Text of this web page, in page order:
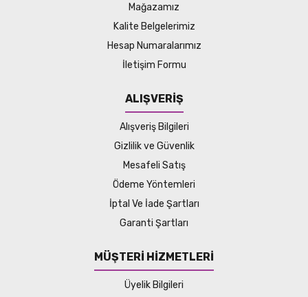
Mağazamız
Kalite Belgelerimiz
Hesap Numaralarımız
İletişim Formu
ALIŞVERİŞ
Alışveriş Bilgileri
Gizlilik ve Güvenlik
Mesafeli Satış
Ödeme Yöntemleri
İptal Ve İade Şartları
Garanti Şartları
MÜŞTERİ HİZMETLERİ
Üyelik Bilgileri